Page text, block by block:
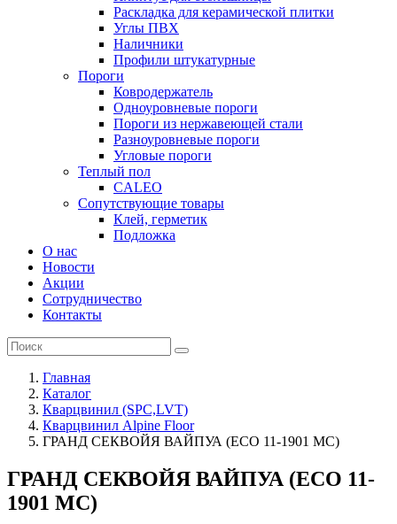
Раскладка для керамической плитки
Углы ПВХ
Наличники
Профили штукатурные
Пороги
Ковродержатель
Одноуровневые пороги
Пороги из нержавеющей стали
Разноуровневые пороги
Угловые пороги
Теплый пол
CALEO
Сопутствующие товары
Клей, герметик
Подложка
О нас
Новости
Акции
Сотрудничество
Контакты
Главная
Каталог
Кварцвинил (SPC,LVT)
Кварцвинил Alpine Floor
ГРАНД СЕКВОЙЯ ВАЙПУА (ЕСО 11-1901 MC)
ГРАНД СЕКВОЙЯ ВАЙПУА (ЕСО 11-
1901 MC)